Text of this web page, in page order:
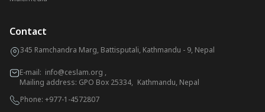
Contact
345 Ramchandra Marg, Battisputali, Kathmandu - 9, Nepal
E-mail: info@ceslam.org ,
Mailing address: GPO Box 25334, Kathmandu, Nepal
Phone: +977-1-4572807